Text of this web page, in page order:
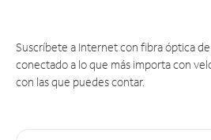
Suscríbete a Internet con fibra óptica
conectado a lo que más importa con
con las que puedes contar.